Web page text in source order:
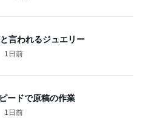
言われるジュエリー
1日前
ードで原稿の作業
1日前